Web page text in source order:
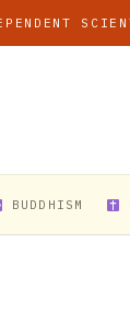
BUDDHISM